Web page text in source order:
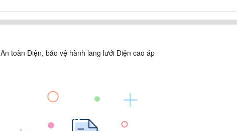
An toàn Điện, bảo vệ hành lang lưới Điện cao áp